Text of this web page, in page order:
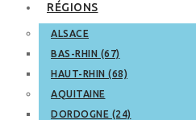
RÉGIONS
ALSACE
BAS-RHIN (67)
HAUT-RHIN (68)
AQUITAINE
DORDOGNE (24)